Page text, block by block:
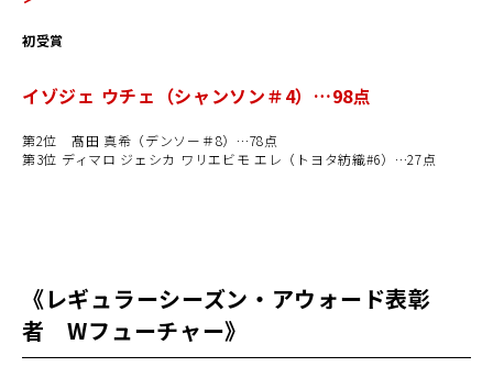
初受賞
イゾジェ ウチェ（シャンソン＃4）…98点
第2位 髙田 真希（デンソー＃8）…78点
第3位 ディマロ ジェシカ ワリエビモ エレ（トヨタ紡織#6）…27点
《レギュラーシーズン・アウォード表彰
者 Wフューチャー》